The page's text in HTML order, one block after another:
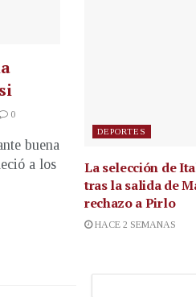
0
buena
a los
DEPORTES
La selección de
tras la salida de
rechazo a Pirlo
HACE 2 SEMANAS